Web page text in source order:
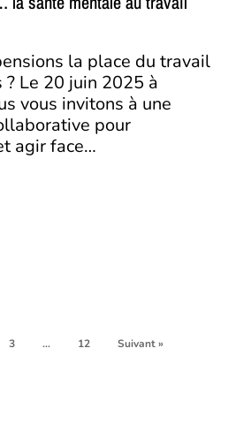
la place du travail
? Le 20 juin 2025 à
vous invitons à une
pour
agir face…
3 … 12 Suivant »